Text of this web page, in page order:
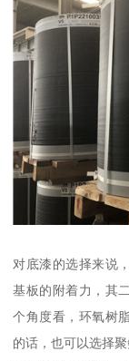
对底漆的选择来说
基板的附着力，其
个角度看，环氧树
的话，也可以选择聚